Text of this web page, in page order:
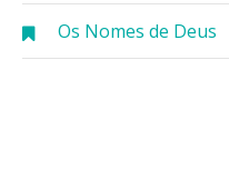
Os Nomes de Deus